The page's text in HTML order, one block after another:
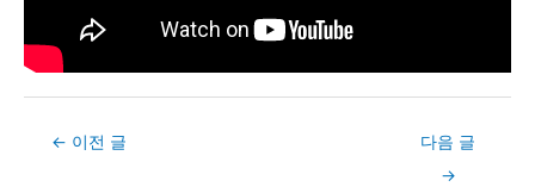
Post← 이전 글
다음 글
→